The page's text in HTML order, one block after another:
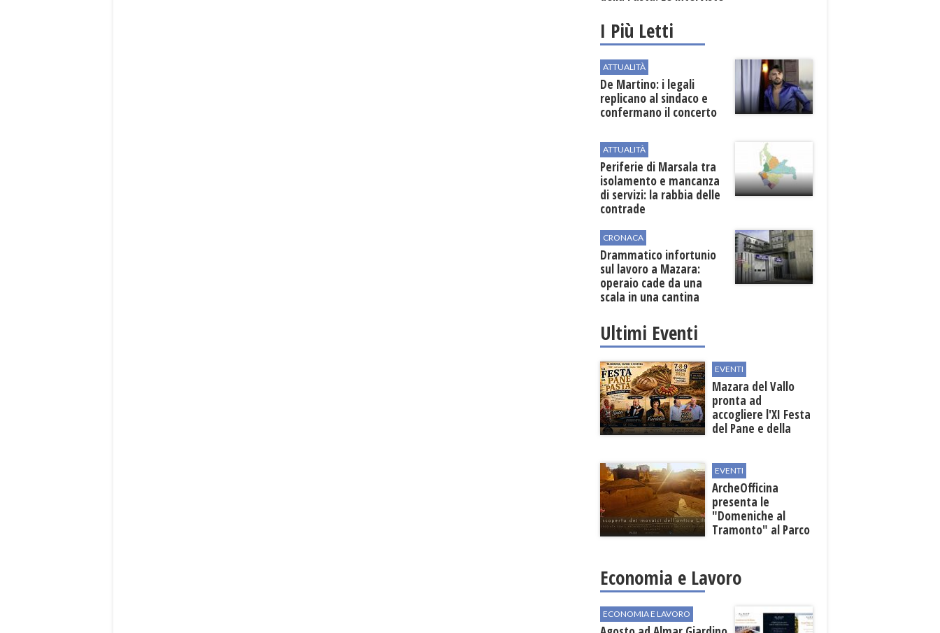
I Più Letti
ATTUALITÀ
De Martino: i legali
replicano al sindaco e
confermano il concerto
ATTUALITÀ
Periferie di Marsala tra
isolamento e mancanza
di servizi: la rabbia delle
contrade
CRONACA
Drammatico infortunio
sul lavoro a Mazara:
operaio cade da una
scala in una cantina
Ultimi Eventi
EVENTI
Mazara del Vallo
pronta ad
accogliere l'XI Festa
del Pane e della
EVENTI
ArcheOfficina
presenta le
"Domeniche al
Tramonto" al Parco
Economia e Lavoro
ECONOMIA E LAVORO